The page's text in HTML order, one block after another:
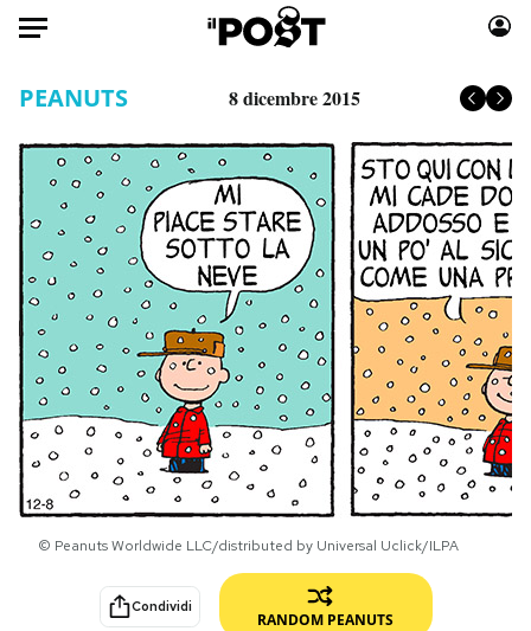
HOME
Italia
Mondo
Politica
Tecnologia
Internet
Scienza
Cultura
Economia
Sport
Moda
Libri
Consumismi
Storie/Idee
Ok Boomer!
Media
Europa
Altrecose
Mondiali calcio 2026
PEANUTS 8 dicembre 2015
© Peanuts Worldwide LLC/distributed by Universal Uclick/ILPA
Condividi
RANDOM PEANUTS